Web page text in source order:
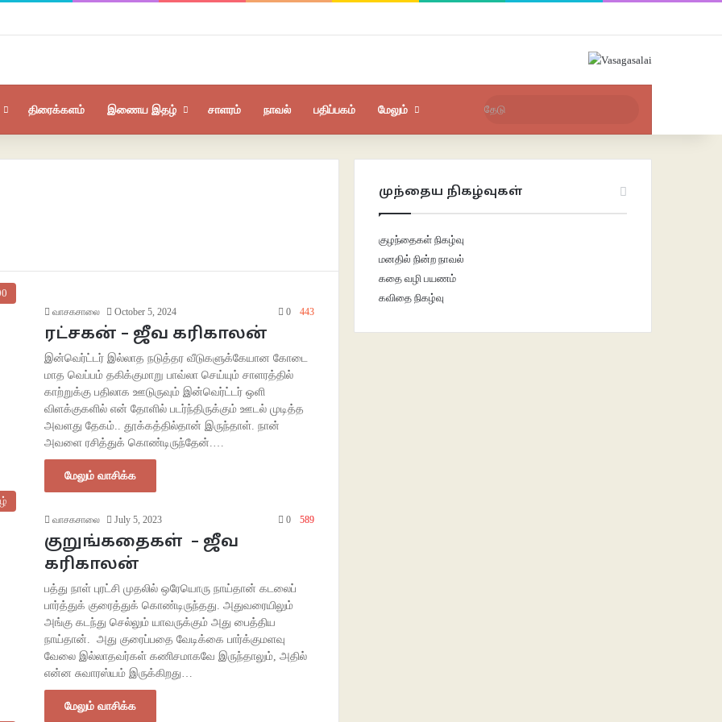
திரைக்களம் இணைய இதழ் சாளரம் நாவல் பதிப்பகம் மேலும்
வாசகசாலை October 5, 2024 0 443
ரட்சகன் – ஜீவ கரிகாலன்
இன்வெர்ட்டர் இல்லாத நடுத்தர வீடுகளுக்கேயான கோடை
மாத வெப்பம் தகிக்குமாறு பாவ்லா செய்யும் சாளரத்தில்
காற்றுக்கு பதிலாக ஊடுருவும் இன்வெர்ட்டர் ஒளி
விளக்குகளில் என் தோளில் படர்ந்திருக்கும் ஊடல் முடித்த
அவளது தேகம்.. தூக்கத்தில்தான் இருந்தாள். நான்
அவளை ரசித்துக் கொண்டிருந்தேன்.…
மேலும் வாசிக்க
வாசகசாலை July 5, 2023 0 589
குறுங்கதைகள் – ஜீவ
கரிகாலன்
பத்து நாள் புரட்சி முதலில் ஒரேயொரு நாய்தான் கடலைப்
பார்த்துக் குரைத்துக் கொண்டிருந்தது. அதுவரையிலும்
அங்கு கடந்து செல்லும் யாவருக்கும் அது பைத்திய
நாய்தான். அது குரைப்பதை வேடிக்கை பார்க்குமளவு
வேலை இல்லாதவர்கள் கணிசமாகவே இருந்தாலும், அதில்
என்ன சுவாரஸ்யம் இருக்கிறது…
மேலும் வாசிக்க
முந்தைய நிகழ்வுகள்
குழந்தைகள் நிகழ்வு
மனதில் நின்ற நாவல்
கதை வழி பயணம்
கவிதை நிகழ்வு